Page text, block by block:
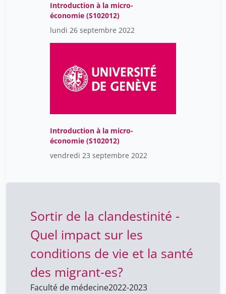
Introduction à la micro-
économie (S102012)
lundi 26 septembre 2022
Introduction à la micro-
économie (S102012)
vendredi 23 septembre 2022
Sortir de la clandestinité -
Quel impact sur les
conditions de vie et la santé
des migrant-es?
Faculté de médecine2022-2023